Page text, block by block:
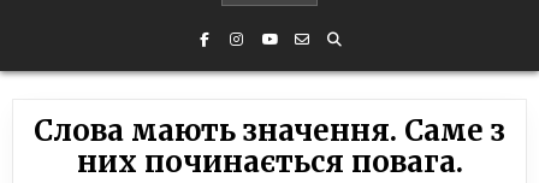
Слова мають значення. Саме з
них починається повага.